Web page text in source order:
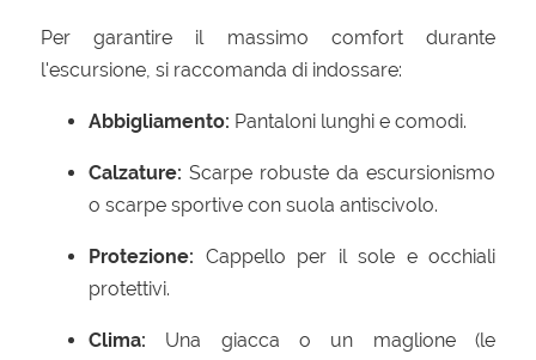
Per garantire il massimo comfort durante
l'escursione, si raccomanda di indossare:
Abbigliamento: Pantaloni lunghi e comodi.
Calzature: Scarpe robuste da escursionismo
o scarpe sportive con suola antiscivolo.
Protezione: Cappello per il sole e occhiali
protettivi.
Clima: Una giacca o un maglione (le